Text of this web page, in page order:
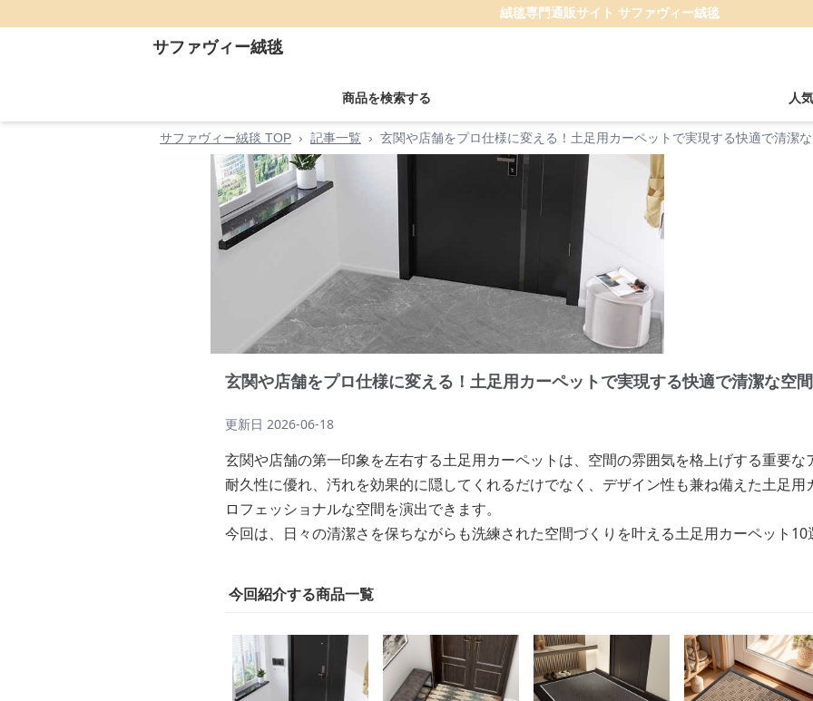
絨毯専門通販サイト サファヴィー絨毯
サファヴィー絨毯
商品を検索する 人
サファヴィー絨毯 TOP › 記事一覧 › 玄関や店舗をプロ仕様に変える！土足用カーペットで実現する快適で清潔
玄関や店舗をプロ仕様に変える！土足用カーペットで実現する快適で清潔な空
更新日 2026-06-18
玄関や店舗の第一印象を左右する土足用カーペットは、空間の雰囲気を格上げする重要な
耐久性に優れ、汚れを効果的に隠してくれるだけでなく、デザイン性も兼ね備えた土足
ロフェッショナルな空間を演出できます。
今回は、日々の清潔さを保ちながらも洗練された空間づくりを叶える土足用カーペット10
今回紹介する商品一覧